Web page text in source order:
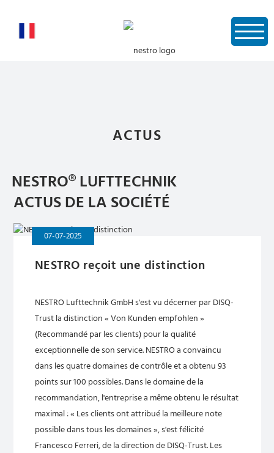
ACTUS
NESTRO® LUFTTECHNIK
ACTUS DE LA SOCIÉTÉ
07-07-2025
NESTRO reçoit une distinction
NESTRO Lufttechnik GmbH s'est vu décerner par DISQ-
Trust la distinction « Von Kunden empfohlen »
(Recommandé par les clients) pour la qualité
exceptionnelle de son service. NESTRO a convaincu
dans les quatre domaines de contrôle et a obtenu 93
points sur 100 possibles. Dans le domaine de la
recommandation, l'entreprise a même obtenu le résultat
maximal : « Les clients ont attribué la meilleure note
possible dans tous les domaines », s'est félicité
Francesco Ferreri, de la direction de DISQ-Trust. Les